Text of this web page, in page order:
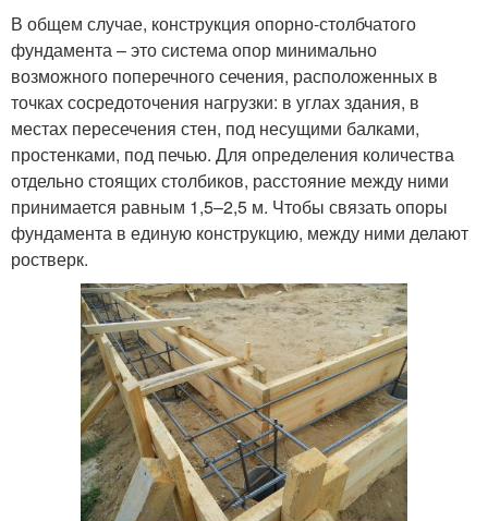
В общем случае, конструкция опорно-столбчатого
фундамента – это система опор минимально
возможного поперечного сечения, расположенных в
точках сосредоточения нагрузки: в углах здания, в
местах пересечения стен, под несущими балками,
простенками, под печью. Для определения количества
отдельно стоящих столбиков, расстояние между ними
принимается равным 1,5–2,5 м. Чтобы связать опоры
фундамента в единую конструкцию, между ними делают
ростверк.